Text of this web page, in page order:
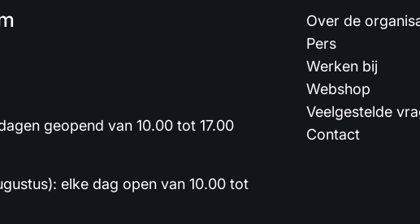
geopend van 10.00 tot 17.00
elke dag open van 10.00 tot
Over de
Pers
Werken bij
Webshop
Veelgestelde
Contact